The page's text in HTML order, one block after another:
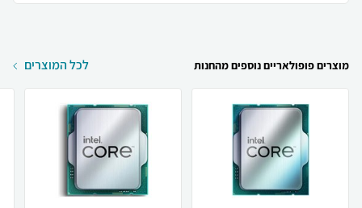
מוצרים פופולאריים נוספים מהחנות לכל המוצרים